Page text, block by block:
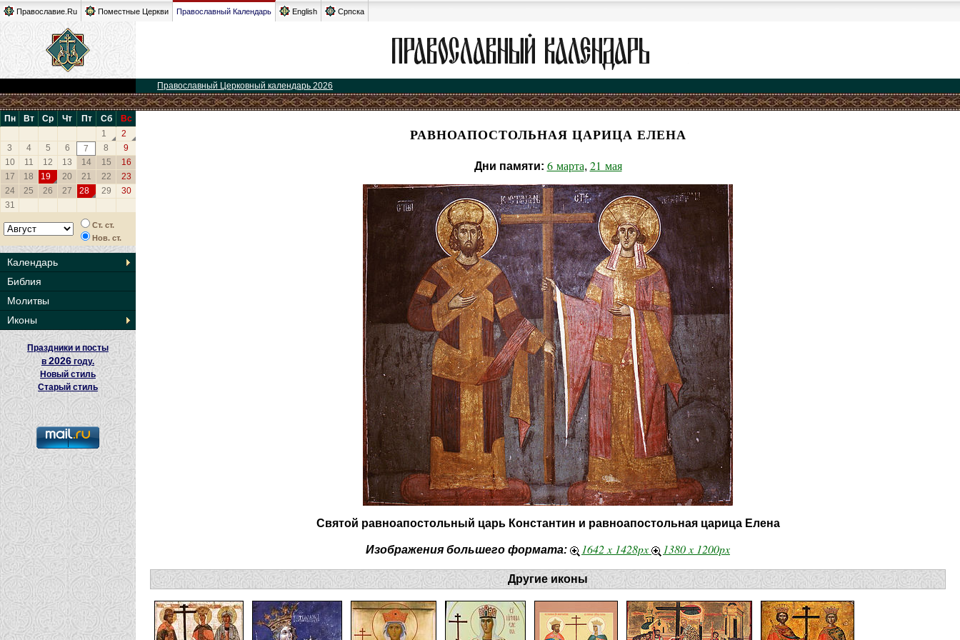
Православие.Ru Поместные Церкви Православный Календарь English Српска
Православный Церковный календарь 2026
Пн Вт Ср Чт Пт Сб
Вс
1
2
3
4 5 6 7 8
9
10
11 12 13 14 15
16
17
18 19 20 21 22
23
24
25 26 27 28 29
30
31
Ст. ст.
Нов. ст.
Календарь
Библия
Молитвы
Иконы
Праздники и посты
в2026 году.
Новый стиль
Старый стиль
РАВНОАПОСТОЛЬНАЯ ЦАРИЦА ЕЛЕНА
Дни памяти: 6 марта, 21 мая
Святой равноапостольный царь Константин и равноапостольная царица Елена
Изображения большего формата: 1642 x 1428px 1380 x 1200px
Другие иконы